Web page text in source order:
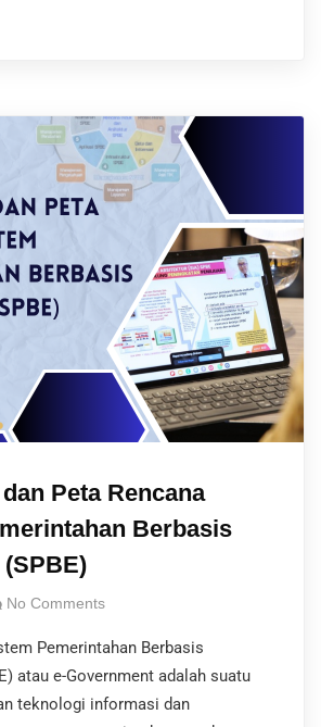
Peta Rencana
Berbasis
No Comments
Pemerintahan Berbasis
atau e-Government adalah suatu
teknologi informasi dan